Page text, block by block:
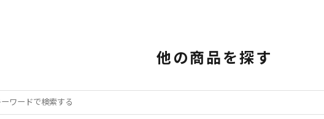
他の商品を探す